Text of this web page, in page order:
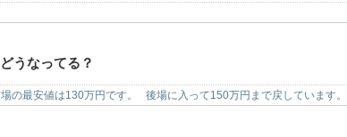
うなってる？
の最安値は130万円です。 後場に入って150万円まで戻しています。